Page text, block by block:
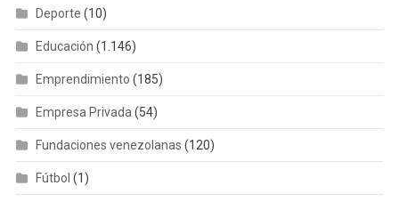
Deporte (10)
Educación (1.146)
Emprendimiento (185)
Empresa Privada (54)
Fundaciones venezolanas (120)
Fútbol (1)